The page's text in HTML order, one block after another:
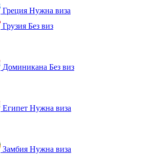
Греция Нужна виза
Грузия Без виз
Доминикана Без виз
Египет Нужна виза
Замбия Нужна виза